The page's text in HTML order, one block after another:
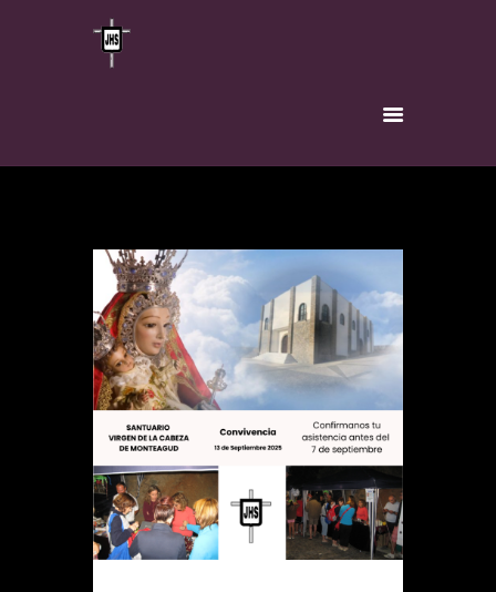
TITULAR
VÍA-CRUCIS
INSCRÍBETE
NOTICIAS
CONTACTO